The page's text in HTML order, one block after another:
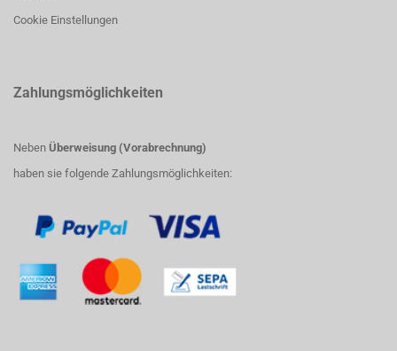
Cookie Einstellungen
Zahlungsmöglichkeiten
Neben Überweisung (Vorabrechnung)
haben sie folgende Zahlungsmöglichkeiten: